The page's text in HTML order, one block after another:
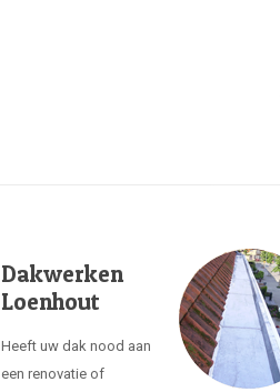
Dakwerken
Loenhout
Heeft uw dak nood aan
een renovatie of